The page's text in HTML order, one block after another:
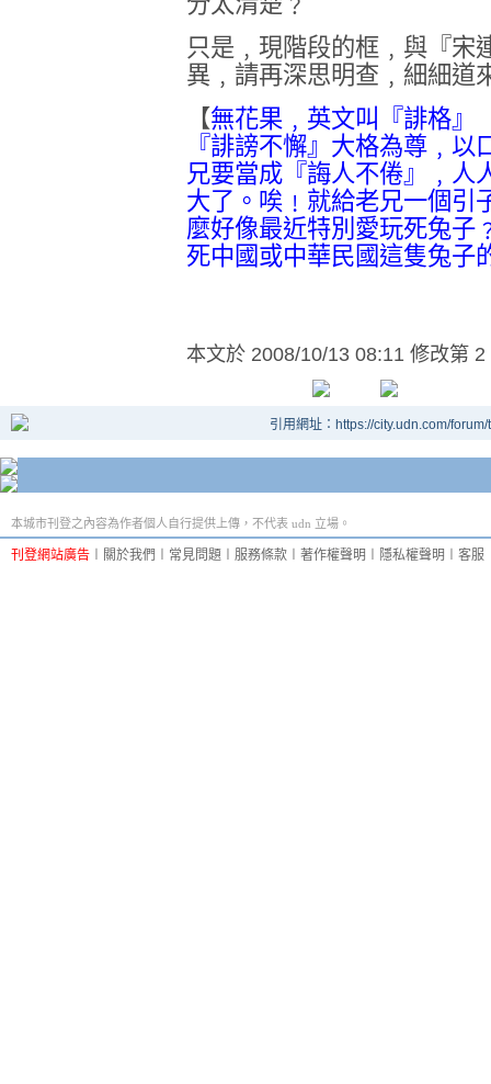
只是﹐現階段的框﹐與『宋
異﹐請再深思明查﹐細細道
【無花果﹐英文叫『誹格』
『誹謗不懈』大格為尊﹐以
兄要當成『誨人不倦』﹐人
大了。唉﹗就給老兄一個引
麼好像最近特別愛玩死兔子
死中國或中華民國這隻兔子
本文於 2008/10/13 08:11 修改第 2
引用網址：https://city.udn.com/
本城市刊登之內容為作者個人自行提供上傳，不代表 udn 立場。
刊登網站廣告 關於我們 常見問題 服務條款 著作權聲明 隱私權聲明 客服